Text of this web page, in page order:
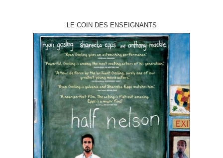
LE COIN DES ENSEIGNANTS